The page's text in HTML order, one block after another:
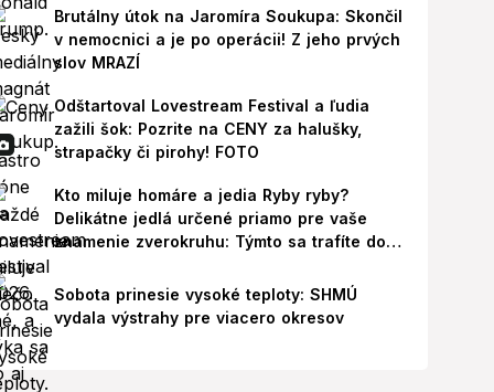
Brutálny útok na Jaromíra Soukupa: Skončil
v nemocnici a je po operácii! Z jeho prvých
slov MRAZÍ
Odštartoval Lovestream Festival a ľudia
zažili šok: Pozrite na CENY za halušky,
strapačky či pirohy! FOTO
Kto miluje homáre a jedia Ryby ryby?
Delikátne jedlá určené priamo pre vaše
znamenie zverokruhu: Týmto sa trafíte do
Sobota prinesie vysoké teploty: SHMÚ
vydala výstrahy pre viacero okresov